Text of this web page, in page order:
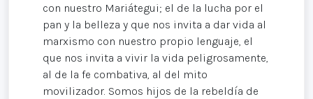
con nuestro Mariátegui; el de la lucha por el
pan y la belleza y que nos invita a dar vida al
marxismo con nuestro propio lenguaje, el
que nos invita a vivir la vida peligrosamente,
al de la fe combativa, al del mito
movilizador. Somos hijos de la rebeldía de